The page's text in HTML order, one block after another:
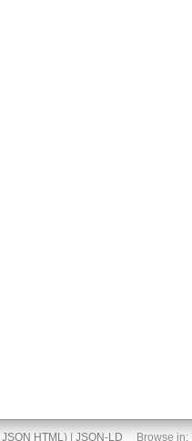
JSON HTML) | JSON-LD Browse in: